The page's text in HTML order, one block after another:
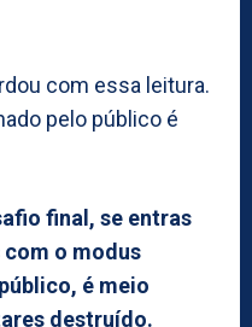
com essa leitura.
pelo público é
final, se entras
o modus
é meio
destruído.